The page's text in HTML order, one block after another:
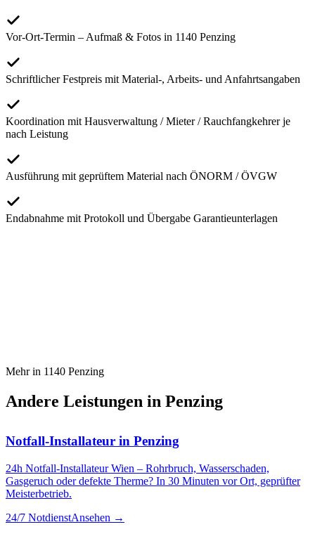
Vor-Ort-Termin – Aufmaß & Fotos in 1140 Penzing
Schriftlicher Festpreis mit Material-, Arbeits- und Anfahrtsangaben
Koordination mit Hausverwaltung / Mieter / Rauchfangkehrer je
nach Leistung
Ausführung mit geprüftem Material nach ÖNORM / ÖVGW
Endabnahme mit Protokoll und Übergabe Garantieunterlagen
Mehr in 1140 Penzing
Andere Leistungen in Penzing
Notfall-Installateur in Penzing
24h Notfall-Installateur Wien – Rohrbruch, Wasserschaden,
Gasgeruch oder defekte Therme? In 30 Minuten vor Ort, geprüfter
Meisterbetrieb.
24/7 NotdienstAnsehen →